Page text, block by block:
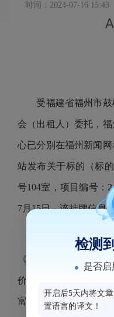
时间：2024-07-16 15:43
受福建省福州市
会（出租人）委托，
心已分别在福州新闻
站发布关于标的（标
号104室，项目编号：
7月15日，该挂牌信息
2024年7月16日
《国有资产公开招租
价。最终该标的以租金
富朵，竞价活动已经
检测
是否启
开启后5天内将文
置语言的译文！